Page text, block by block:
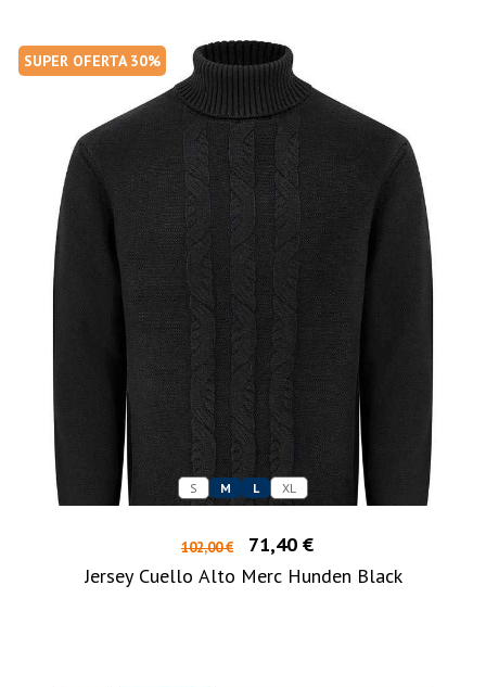
SUPER OFERTA 30%
S M L XL
102,00 €
71,40 €
Jersey Cuello Alto Merc Hunden Black